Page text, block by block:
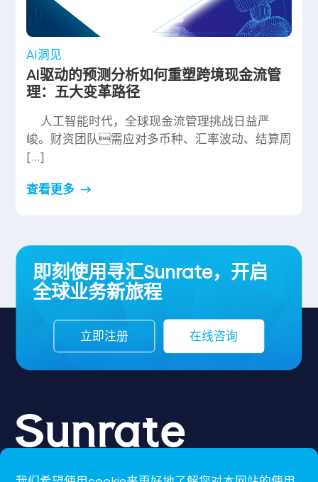
AI洞见
AI驱动的预测分析如何重塑跨境现金流管
理：五大变革路径
人工智能时代，全球现金流管理挑战日益严
峻。财资团队需应对多币种、汇率波动、结算周
[…]
查看更多
即刻使用寻汇Sunrate，开启
全球业务新旅程
立即注册 在线咨询